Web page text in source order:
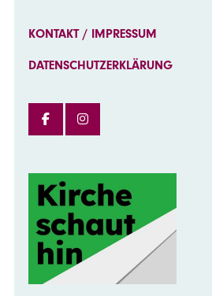
KONTAKT / IMPRESSUM
DATENSCHUTZERKLÄRUNG
FACEBOOK
INSTAGRAM